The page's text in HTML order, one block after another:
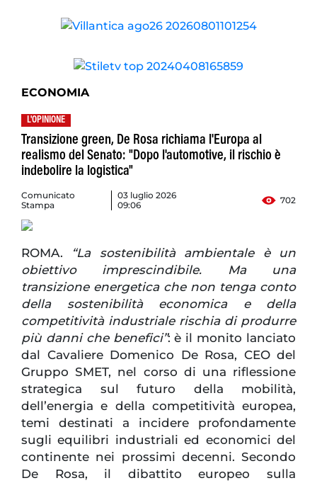
ECONOMIA
L'OPINIONE
Transizione green, De Rosa richiama l'Europa al
realismo del Senato: "Dopo l'automotive, il rischio è
indebolire la logistica"
Comunicato
Stampa
03 luglio 2026
09:06
702
ROMA.
“La sostenibilità ambientale è un
obiettivo imprescindibile. Ma una
transizione energetica che non tenga conto
della sostenibilità economica e della
competitività industriale rischia di produrre
più danni che benefici”: è il monito lanciato
dal Cavaliere Domenico De Rosa, CEO del
Gruppo SMET, nel corso di una riflessione
strategica sul futuro della mobilità,
dell’energia e della competitività europea,
temi destinati a incidere profondamente
sugli equilibri industriali ed economici del
continente nei prossimi decenni. Secondo
De Rosa, il dibattito europeo sulla